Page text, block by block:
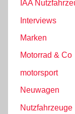
IAA
Interviews
Marken
Motorrad & Co
motorsport
Neuwagen
Nutzfahrzeuge